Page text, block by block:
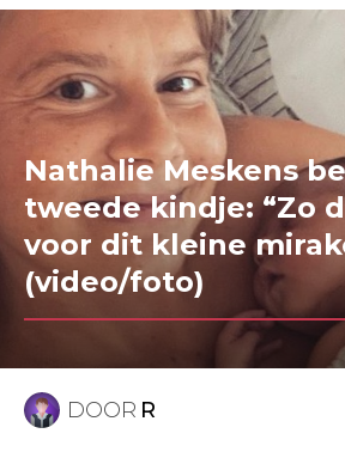
Nathalie Meskens
tweede kindje: “Zo
voor dit kleine
(video/foto)
DOOR R